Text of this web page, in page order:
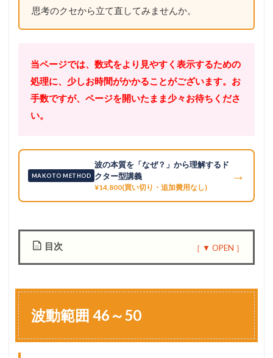
思考のクセから立て直してみませんか。
当ページでは、数式をより見やすく表示するための
処理に、少しお時間がかかることがございます。お
手数ですが、ページを開いたまま少々お待ちくださ
い。
MAKOTO METHOD
波の本質を「なぜ？」から理解するド
クター型講義
¥14,800(買い切り・追加費用なし)
→
目次
範
囲
6
波動範囲 46～50